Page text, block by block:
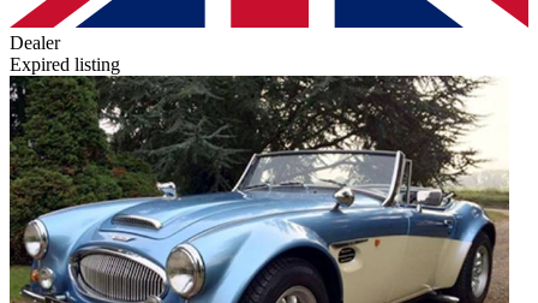
Dealer
Expired listing